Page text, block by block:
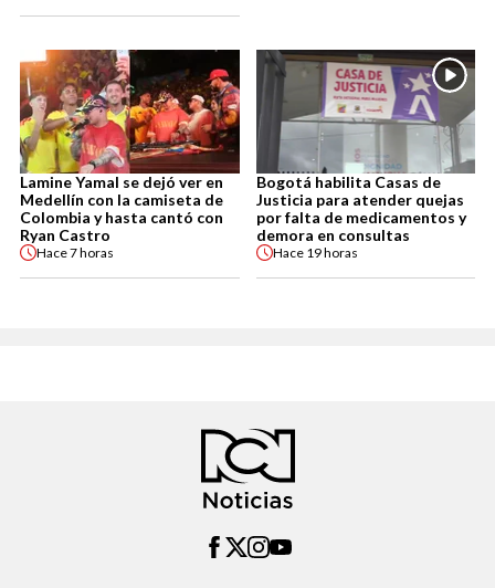
Lamine Yamal se dejó ver en
Medellín con la camiseta de
Colombia y hasta cantó con
Ryan Castro
Hace7 horas
Bogotá habilita Casas de
Justicia para atender quejas
por falta de medicamentos y
demora en consultas
Hace 19 horas